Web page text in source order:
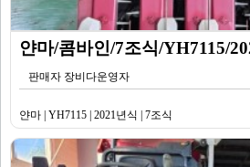
얀마/콤바인/7조식/YH7115/
판매자 장비다운영자
얀마 | YH7115 | 2021년식 | 7조식